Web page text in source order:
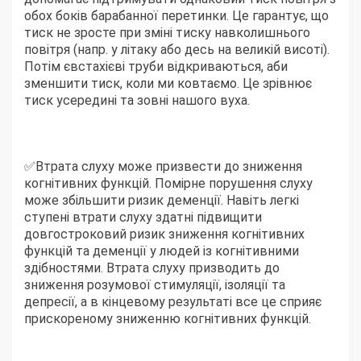
обох боків барабанної перетинки. Це гарантує, що
тиск не зросте при зміні тиску навколишнього
повітря (напр. у літаку або десь на великій висоті).
Потім євстахієві труби відкриваються, аби
зменшити тиск, коли ми ковтаємо. Це зрівнює
тиск усередині та зовні нашого вуха.
✅Втрата слуху може призвести до зниження
когнітивних функцій. Помірне порушення слуху
може збільшити ризик деменції. Навіть легкі
ступені втрати слуху здатні підвищити
довгостроковий ризик зниження когнітивних
функцій та деменції у людей із когнітивними
здібностями. Втрата слуху призводить до
зниження розумової стимуляції, ізоляції та
депресії, а в кінцевому результаті все це сприяє
прискореному зниженню когнітивних функцій.